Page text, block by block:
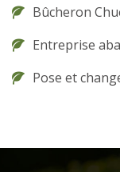
Bûcheron
Entreprise
Pose et